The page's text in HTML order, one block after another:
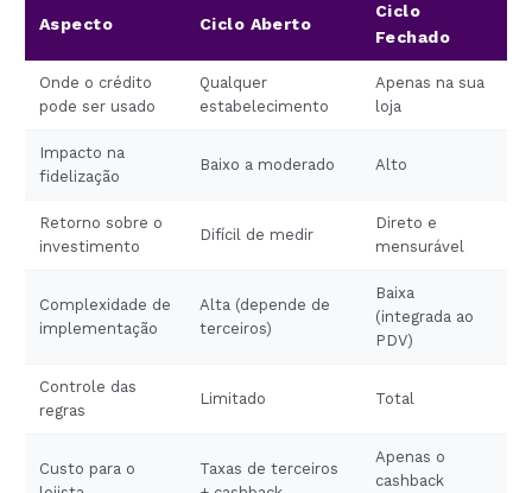
Aspecto Ciclo Aberto
Ciclo
Fechado
Onde o crédito
pode ser usado
Qualquer
estabelecimento
Apenas na sua
loja
Impacto na
fidelização
Baixo a moderado Alto
Retorno sobre o
investimento
Difícil de medir
Direto e
mensurável
Complexidade de
implementação
Alta (depende de
terceiros)
Baixa
(integrada ao
PDV)
Controle das
regras
Limitado Total
Custo para o
Taxas de terceiros
Apenas o
cashback